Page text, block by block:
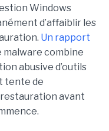
Windows
d’affaiblir les
Un rapport
combine
abusive d’outils
tente de
avant